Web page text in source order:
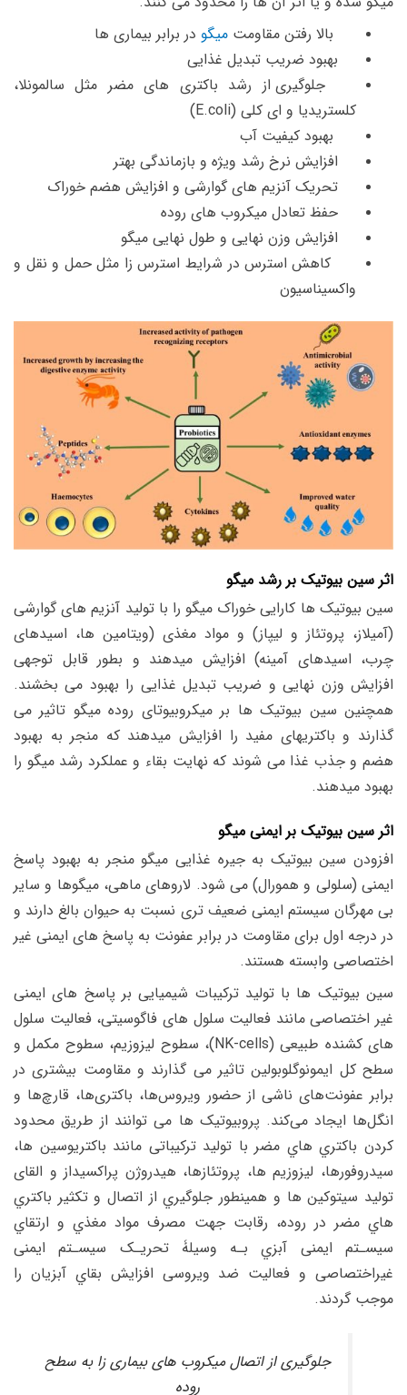
بالا رفتن مقاومت میگو در برابر بیماری ها
بهبود ضریب تبدیل غذایی
جلوگیری از رشد باکتری های مضر مثل سالمونلا،
کلستریدیا و ای کلی (E.coli)
بهبود کیفیت آب
افزایش نرخ رشد ویژه و بازماندگی بهتر
تحریک آنزیم های گوارشی و افزایش هضم خوراک
حفظ تعادل میکروب های روده
افزایش وزن نهایی و طول نهایی میگو
کاهش استرس در شرایط استرس زا مثل حمل و نقل و
واکسیناسیون
اثر سین بیوتیک بر رشد میگو
سین بیوتیک ها کارایی خوراک میگو را با تولید آنزیم های گوارشی
(آمیلاز، پروتئاز و لیپاز) و مواد مغذی (ویتامین ها، اسیدهای
چرب، اسیدهای آمینه) افزایش میدهند و بطور قابل توجهی
افزایش وزن نهایی و ضریب تبدیل غذایی را بهبود می بخشند.
همچنین سین بیوتیک ها بر میکروبیوتای روده میگو تاثیر می
گذارند و باکتریهای مفید را افزایش میدهند که منجر به بهبود
هضم و جذب غذا می شوند که نهایت بقاء و عملکرد رشد میگو را
بهبود میدهند.
اثر سین بیوتیک بر ایمنی میگو
افزودن سین بیوتیک به جیره غذایی میگو منجر به بهبود پاسخ
ایمنی (سلولی و همورال) می شود. لاروهای ماهی، میگوها و سایر
بی مهرگان سیستم ایمنی ضعیف تری نسبت به حیوان بالغ دارند و
در درجه اول برای مقاومت در برابر عفونت به پاسخ های ایمنی غیر
اختصاصی وابسته هستند.
سین بیوتیک ها با تولید ترکیبات شیمیایی بر پاسخ های ایمنی
غیر اختصاصی مانند فعالیت سلول های فاگوسیتی، فعالیت سلول
های کشنده طبیعی (NK-cells)، سطوح لیزوزیم، سطوح مکمل و
سطح کل ایمونوگلوبولین تاثیر می گذارند و مقاومت بیشتری در
برابر عفونت‌های ناشی از حضور ویروس‌ها، باکتری‌ها، قارچ‌ها و
انگل‌ها ایجاد می‌کند. پروبیوتیک ها می توانند از طریق محدود
کردن باکتري هاي مضر با تولید ترکیباتی مانند باکتریوسین ها،
سیدروفورها، لیزوزیم ها، پروتئازها، هیدروژن پراکسیداز و القای
تولید سیتوکین ها و همینطور جلوگیري از اتصال و تکثیر باکتري
هاي مضر در روده، رقابت جهت مصرف مواد مغذي و ارتقاي
سیسـتم ایمنی آبزي بـه وسیلۀ تحریـک سیسـتم ایمنی
غیراختصاصی و فعالیت ضد ویروسی افزایش بقاي آبزیان را
موجب گردند.
جلوگیری از اتصال میکروب های بیماری زا به سطح
روده